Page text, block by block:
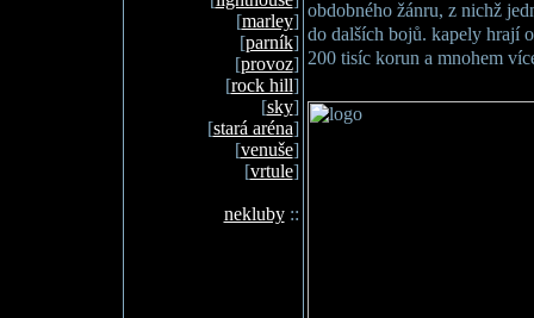
[marley]
[parník]
[provoz]
[rock hill]
[sky]
[stará aréna]
[venuše]
[vrtule]
nekluby::
obdobného žánru, z nichž
do dalších bojů. kapely hrají
200 tisíc korun a mnohem